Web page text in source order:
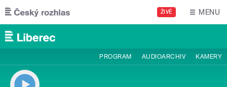
Přejít k hlavnímu obsahu
ŽIVĚ MENU
PROGRAM AUDIOARCHIV KAMERY